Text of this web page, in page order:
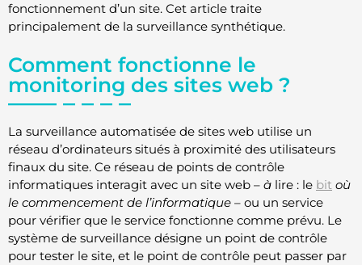
fonctionnement d’un site. Cet article traite
principalement de la surveillance synthétique.
Comment fonctionne le
monitoring des sites web ?
La surveillance automatisée de sites web utilise un
réseau d’ordinateurs situés à proximité des utilisateurs
finaux du site. Ce réseau de points de contrôle
informatiques interagit avec un site web – à lire : le bit où
le commencement de l’informatique – ou un service
pour vérifier que le service fonctionne comme prévu. Le
système de surveillance désigne un point de contrôle
pour tester le site, et le point de contrôle peut passer par